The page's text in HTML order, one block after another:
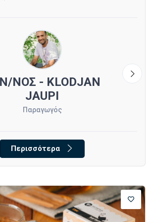
ΝΟΣ - KLODJAN
JAUPI
Παραγωγός
Περισσότερα